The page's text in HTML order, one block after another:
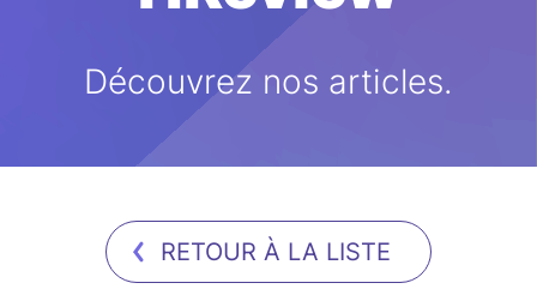
Découvrez nos articles.
RETOUR À LA LISTE